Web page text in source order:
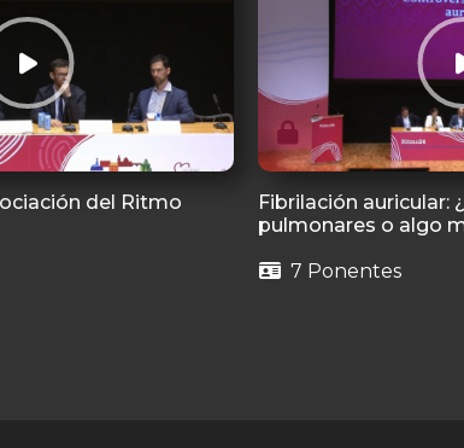
del Ritmo
Fibrilación auricular:
pulmonares o algo
7 Ponentes